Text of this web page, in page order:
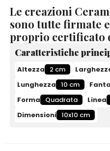
Le creazioni
sono tutte firmate
proprio certificato
Caratteristiche
Altezza 2 cm
Lunghezza 10 cm
Forma
Quadrata Linea
Dimensioni 10x10 cm